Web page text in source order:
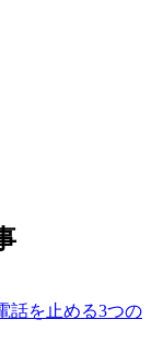
話を止める3つの